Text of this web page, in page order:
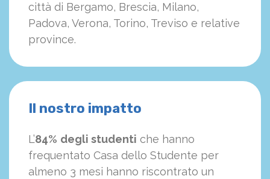
città di Bergamo, Brescia, Milano,
Padova, Verona, Torino, Treviso e relative
province.
Il nostro impatto
L’84% degli studenti che hanno
frequentato Casa dello Studente per
almeno 3 mesi hanno riscontrato un